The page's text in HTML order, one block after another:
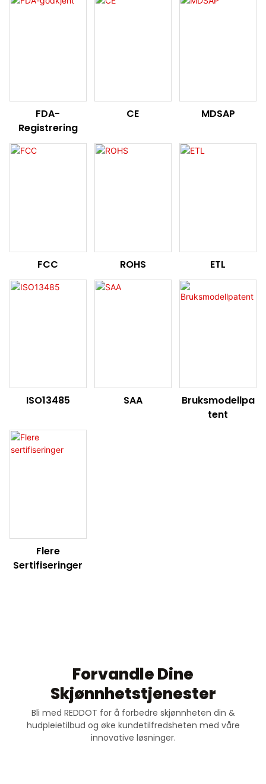
FDA-
Registrering
CE MDSAP
FCC ROHS ETL
ISO13485 SAA
Bruksmodellpa
Tent
Flere
Sertifiseringer
Forvandle Dine
Skjønnhetstjenester
Bli med REDDOT for å forbedre skjønnheten din &
hudpleietilbud og øke kundetilfredsheten med våre
innovative løsninger.